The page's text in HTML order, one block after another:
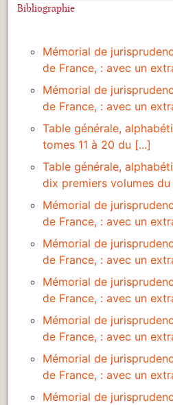
Bibliographie
Mémorial de
de France, : avec un
Mémorial de
de France, : avec un
Table générale,
tomes 11 à 20 du [...]
Table générale,
dix premiers volumes du
Mémorial de
de France, : avec un
Mémorial de
de France, : avec un
Mémorial de
de France, : avec un
Mémorial de
de France, : avec un
Mémorial de
de France, : avec un
Mémorial de